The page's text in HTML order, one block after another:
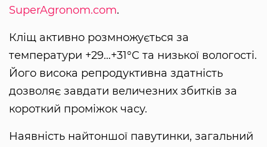
SuperAgronom.com.
Кліщ активно розмножується за
температури +29…+31°C та низької вологості.
Його висока репродуктивна здатність
дозволяє завдати величезних збитків за
короткий проміжок часу.
Наявність найтоншої павутинки, загальний